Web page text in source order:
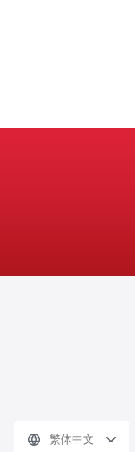
繁体中文